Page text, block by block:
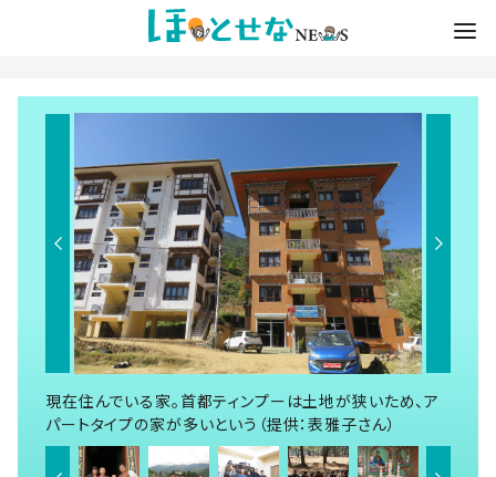
現在住んでいる家。首都ティンプーは土地が狭いため、ア
パートタイプの家が多いという（提供：表雅子さん）